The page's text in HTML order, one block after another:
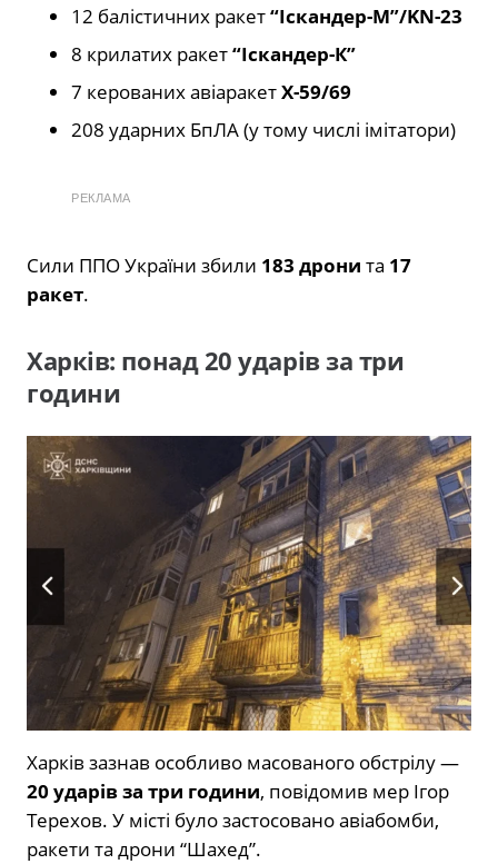
12 балістичних ракет“Іскандер-М”/KN-23
8 крилатих ракет“Іскандер-К”
7 керованих авіаракетХ-59/69
208 ударних БпЛА (у тому числі імітатори)
РЕКЛАМА
Сили ППО України збили 183 дрони та 17
ракет.
Харків: понад 20 ударів за три
години
Харків зазнав особливо масованого обстрілу —
20 ударів за три години, повідомив мер Ігор
Терехов. У місті було застосовано авіабомби,
ракети та дрони “Шахед”.